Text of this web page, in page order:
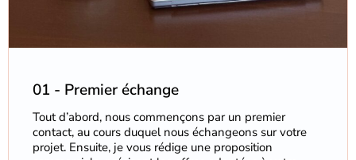
01 - Premier échange
Tout d’abord, nous commençons par un premier
contact, au cours duquel nous échangeons sur votre
projet. Ensuite, je vous rédige une proposition